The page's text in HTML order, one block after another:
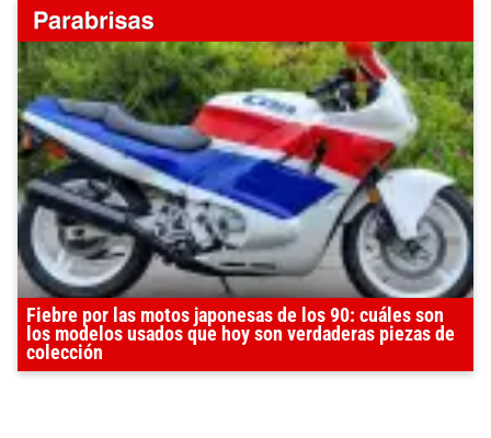
Fiebre por las motos japonesas de los 90: cuáles son
los modelos usados que hoy son verdaderas piezas de
colección